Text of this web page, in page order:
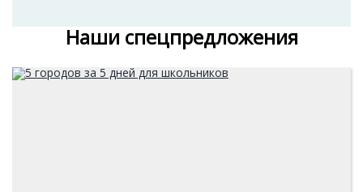
Наши спецпредложения